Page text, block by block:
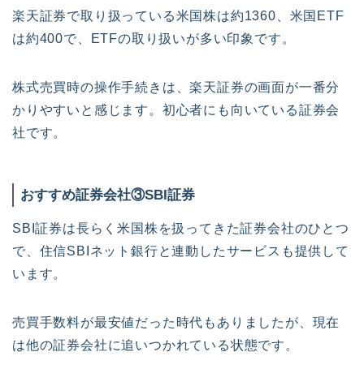
楽天証券で取り扱っている米国株は約1360、米国ETF
は約400で、ETFの取り扱いが多い印象です。
株式売買時の操作手続きは、楽天証券の画面が一番分
かりやすいと感じます。初心者にも向いている証券会
社です。
おすすめ証券会社③SBI証券
SBI証券は長らく米国株を扱ってきた証券会社のひとつ
で、住信SBIネット銀行と連動したサービスも提供して
います。
売買手数料が最安値だった時代もありましたが、現在
は他の証券会社に追いつかれている状態です。